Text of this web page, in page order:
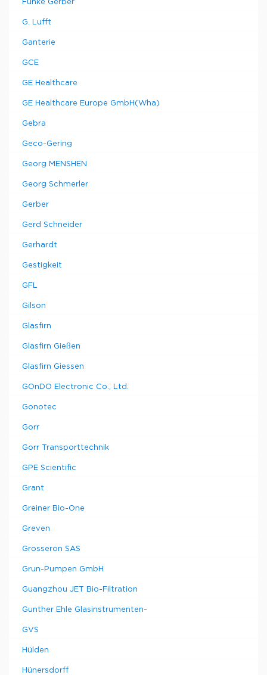
Funke Gerber
G. Lufft
Ganterie
GCE
GE Healthcare
GE Healthcare Europe GmbH(Wha)
Gebra
Geco-Gering
Georg MENSHEN
Georg Schmerler
Gerber
Gerd Schneider
Gerhardt
Gestigkeit
GFL
Gilson
Glasfirn
Glasfirn Gießen
Glasfirn Giessen
GOnDO Electronic Co., Ltd.
Gonotec
Gorr
Gorr Transporttechnik
GPE Scientific
Grant
Greiner Bio-One
Greven
Grosseron SAS
Grun-Pumpen GmbH
Guangzhou JET Bio-Filtration
Gunther Ehle Glasinstrumenten-
GVS
Hülden
Hünersdorff